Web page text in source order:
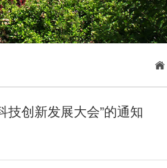
技创新发展大会”的通知